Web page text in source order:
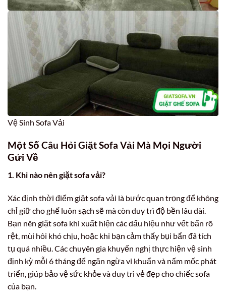
Vệ Sinh Sofa Vải
Một Số Câu Hỏi Giặt Sofa Vải Mà Mọi Người
Gửi Về
1. Khi nào nên giặt sofa vải?
Xác định thời điểm giặt sofa vải là bước quan trọng để không
chỉ giữ cho ghế luôn sạch sẽ mà còn duy trì độ bền lâu dài.
Bạn nên giặt sofa khi xuất hiện các dấu hiệu như vết bẩn rõ
rệt, mùi hôi khó chịu, hoặc khi bạn cảm thấy bụi bẩn đã tích
tụ quá nhiều. Các chuyên gia khuyến nghị thực hiện vệ sinh
định kỳ mỗi 6 tháng để ngăn ngừa vi khuẩn và nấm mốc phát
triển, giúp bảo vệ sức khỏe và duy trì vẻ đẹp cho chiếc sofa
của bạn.